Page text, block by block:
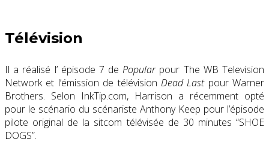
Télévision
Il a réalisé l’ épisode 7 dePopularpour The WB Television
Network et l’émission de télévision Dead Lastpour Warner
Brothers. Selon InkTip.com, Harrison a récemment opté
pour le scénario du scénariste Anthony Keep pour l’épisode
pilote original de la sitcom télévisée de 30 minutes “SHOE
DOGS”.